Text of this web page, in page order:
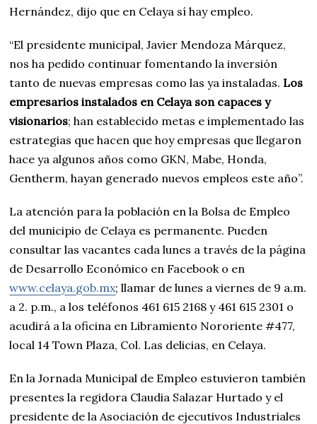
Hernández, dijo que en Celaya sí hay empleo.
“El presidente municipal, Javier Mendoza Márquez,
nos ha pedido continuar fomentando la inversión
tanto de nuevas empresas como las ya instaladas. Los
empresarios instalados en Celaya son capaces y
visionarios; han establecido metas e implementado las
estrategias que hacen que hoy empresas que llegaron
hace ya algunos años como GKN, Mabe, Honda,
Gentherm, hayan generado nuevos empleos este año”.
La atención para la población en la Bolsa de Empleo
del municipio de Celaya es permanente. Pueden
consultar las vacantes cada lunes a través de la página
de Desarrollo Económico en Facebook o en
www.celaya.gob.mx; llamar de lunes a viernes de 9 a.m.
a 2. p.m., a los teléfonos 461 615 2168 y 461 615 2301 o
acudirá a la oficina en Libramiento Nororiente #477,
local 14 Town Plaza, Col. Las delicias, en Celaya.
En la Jornada Municipal de Empleo estuvieron también
presentes la regidora Claudia Salazar Hurtado y el
presidente de la Asociación de ejecutivos Industriales